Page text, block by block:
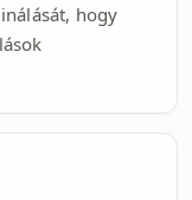
hogy